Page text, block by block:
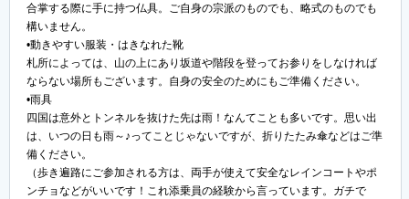
合掌する際に手に持つ仏具。ご自身の宗派のものでも、略式のものでも
構いません。
•動きやすい服装・はきなれた靴
札所によっては、山の上にあり坂道や階段を登ってお参りをしなければ
ならない場所もございます。自身の安全のためにもご準備ください。
•雨具
四国は意外とトンネルを抜けた先は雨！なんてことも多いです。思い出
は、いつの日も雨～♪ってことじゃないですが、折りたたみ傘などはご準
備ください。
（歩き遍路にご参加される方は、両手が使えて安全なレインコートやポ
ンチョなどがいいです！これ添乗員の経験から言っています。ガチで